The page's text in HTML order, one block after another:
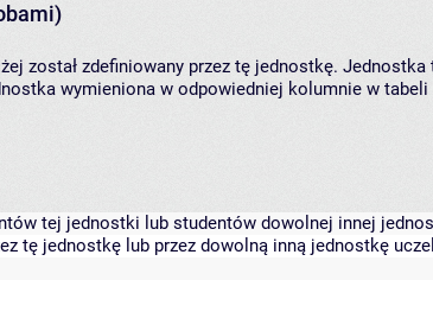
został zdefiniowany przez tę jednostkę.
wymieniona w odpowiedniej kolumnie w
tej jednostki lub studentów dowolnej innej
tę jednostkę lub przez dowolną inną jednostkę